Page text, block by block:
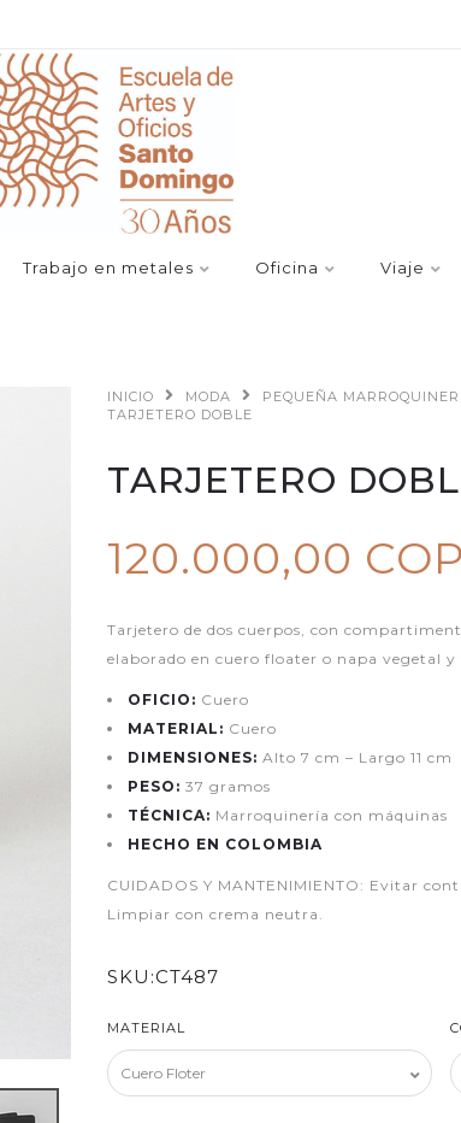
Trabajo en metales Oficina Viaje
INICIO MODA PEQUEÑA
TARJETERO DOBLE
TARJETERO
120.000,00 COP
Tarjetero de dos cuerpos, con
elaborado en cuero floater o napa vegetal
OFICIO: Cuero
MATERIAL: Cuero
DIMENSIONES: Alto 7 cm – Largo 11 cm
PESO: 37 gramos
TÉCNICA: Marroquinería con máquinas
HECHO EN COLOMBIA
CUIDADOS Y MANTENIMIENTO: Evitar
Limpiar con crema neutra.
SKU:CT487
MATERIAL